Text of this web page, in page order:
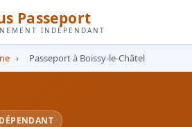
Passeport
INDÉPENDANT
› Passeport à Boissy-le-Châtel